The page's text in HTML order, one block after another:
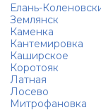
Елань-
Землянск
Каменка
Кантемировка
Каширское
Коротояк
Латная
Лосево
Митрофановка
школы,
радио,